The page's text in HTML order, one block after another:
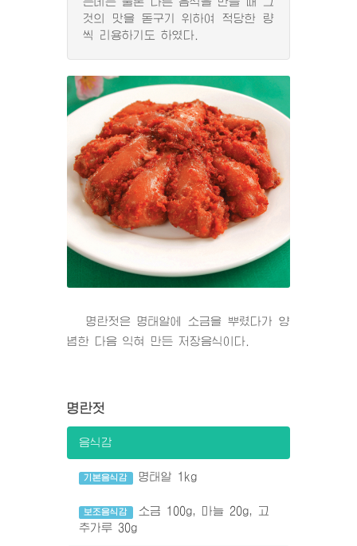
것의 맛을 돋구기 위하여 적당한 량
씩 리용하기도 하였다.
명란젓은 명태알에 소금을 뿌렸다가 양
념한 다음 익혀 만든 저장음식이다.
명란젓
음식감
기본음식감 명태알 1kg
보조음식감
소금 100g, 마늘 20g, 고
추가루 30g